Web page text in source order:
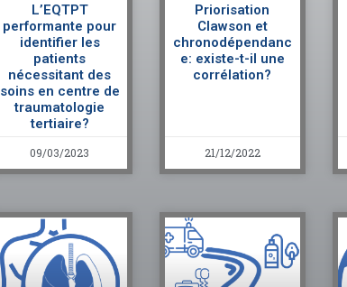
L’EQTPT
performante pour
identifier les
patients
nécessitant des
soins en centre de
traumatologie
tertiaire?
09/03/2023
Priorisation
Clawson et
chronodépendanc
e: existe-t-il une
corrélation?
21/12/2022